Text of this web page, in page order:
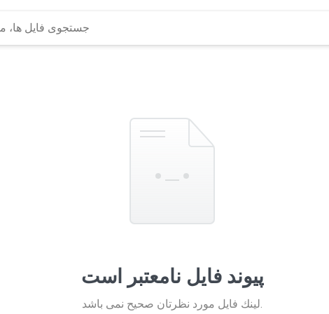
پیوند فایل نامعتبر است
لينك فايل مورد نظرتان صحيح نمی باشد.